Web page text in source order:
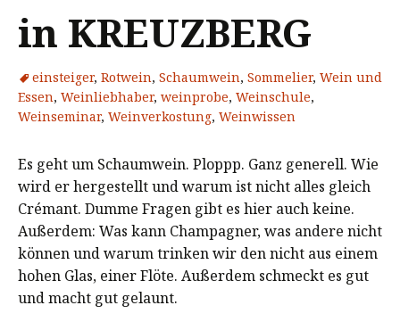
in KREUZBERG
einsteiger, Rotwein, Schaumwein, Sommelier, Wein und
Essen, Weinliebhaber, weinprobe, Weinschule,
Weinseminar, Weinverkostung, Weinwissen
Es geht um Schaumwein. Ploppp. Ganz generell. Wie
wird er hergestellt und warum ist nicht alles gleich
Crémant. Dumme Fragen gibt es hier auch keine.
Außerdem: Was kann Champagner, was andere nicht
können und warum trinken wir den nicht aus einem
hohen Glas, einer Flöte. Außerdem schmeckt es gut
und macht gut gelaunt.